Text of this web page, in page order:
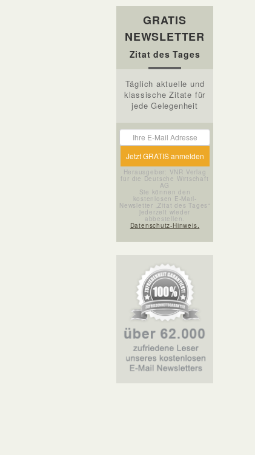
GRATIS
NEWSLETTER
Zitat des Tages
Täglich aktuelle und
klassische Zitate für
jede Gelegenheit
Herausgeber: VNR Verlag
für die Deutsche Wirtschaft
AG
Sie können den
kostenlosen E-Mail-
Newsletter „Zitat des Tages“
jederzeit wieder
abbestellen.
Datenschutz-Hinweis.